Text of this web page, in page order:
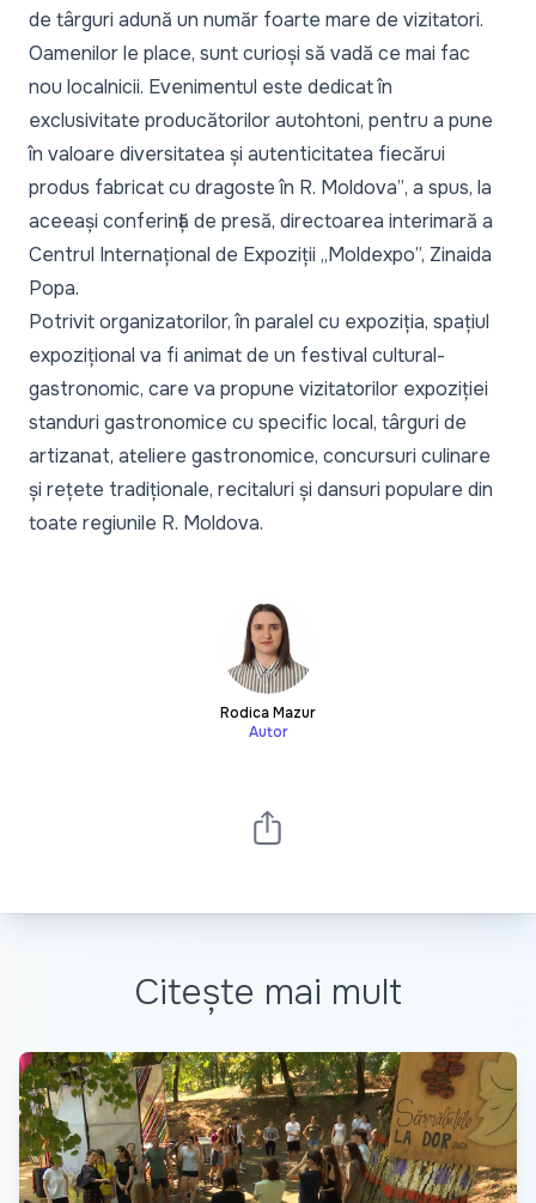
de târguri adună un număr foarte mare de vizitatori.
Oamenilor le place, sunt curioși să vadă ce mai fac
nou localnicii. Evenimentul este dedicat în
exclusivitate producătorilor autohtoni, pentru a pune
în valoare diversitatea și autenticitatea fiecărui
produs fabricat cu dragoste în R. Moldova”, a spus, la
aceeași conferință de presă, directoarea interimară a
Centrul Internațional de Expoziții „Moldexpo”, Zinaida
Popa.
Potrivit organizatorilor, în paralel cu expoziția, spațiul
expozițional va fi animat de un festival cultural-
gastronomic, care va propune vizitatorilor expoziției
standuri gastronomice cu specific local, târguri de
artizanat, ateliere gastronomice, concursuri culinare
și rețete tradiționale, recitaluri și dansuri populare din
toate regiunile R. Moldova.
Rodica Mazur
Autor
Citește mai mult